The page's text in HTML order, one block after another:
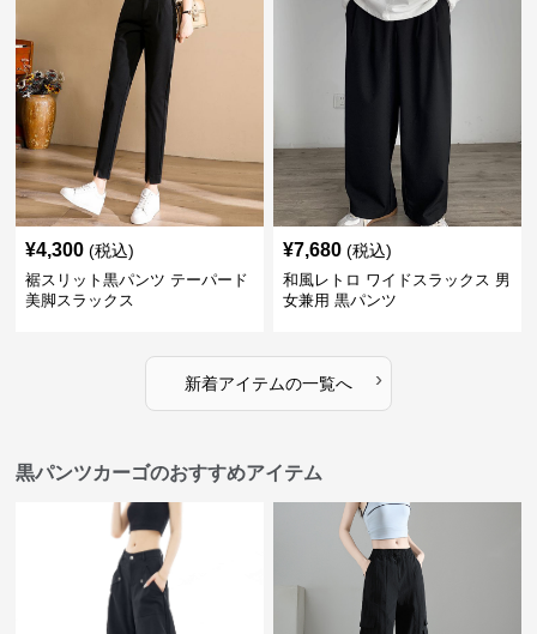
¥4,300 (税込)
裾スリット黒パンツ テーパード
美脚スラックス
¥7,680 (税込)
和風レトロ ワイドスラックス 男
女兼用 黒パンツ
新着アイテムの一覧へ ›
黒パンツカーゴのおすすめアイテム